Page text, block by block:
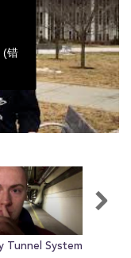
(错
Tunnel System